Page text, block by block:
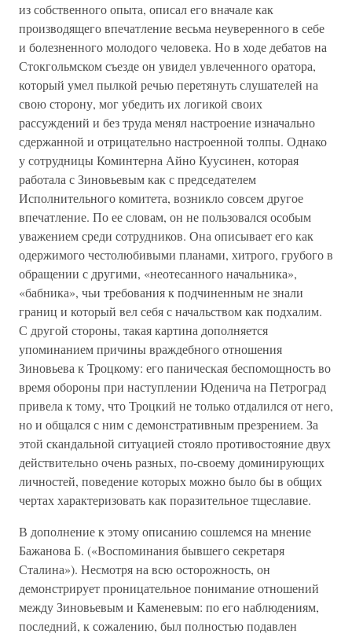
из собственного опыта, описал его вначале как
производящего впечатление весьма неуверенного в себе
и болезненного молодого человека. Но в ходе дебатов на
Стокгольмском съезде он увидел увлеченного оратора,
который умел пылкой речью перетянуть слушателей на
свою сторону, мог убедить их логикой своих
рассуждений и без труда менял настроение изначально
сдержанной и отрицательно настроенной толпы. Однако
у сотрудницы Коминтерна Айно Куусинен, которая
работала с Зиновьевым как с председателем
Исполнительного комитета, возникло совсем другое
впечатление. По ее словам, он не пользовался особым
уважением среди сотрудников. Она описывает его как
одержимого честолюбивыми планами, хитрого, грубого в
обращении с другими, «неотесанного начальника»,
«бабника», чьи требования к подчиненным не знали
границ и который вел себя с начальством как подхалим.
С другой стороны, такая картина дополняется
упоминанием причины враждебного отношения
Зиновьева к Троцкому: его паническая беспомощность во
время обороны при наступлении Юденича на Петроград
привела к тому, что Троцкий не только отдалился от него,
но и общался с ним с демонстративным презрением. За
этой скандальной ситуацией стояло противостояние двух
действительно очень разных, по-своему доминирующих
личностей, поведение которых можно было бы в общих
чертах характеризовать как поразительное тщеславие.
В дополнение к этому описанию сошлемся на мнение
Бажанова Б. («Воспоминания бывшего секретаря
Сталина»). Несмотря на всю осторожность, он
демонстрирует проницательное понимание отношений
между Зиновьевым и Каменевым: по его наблюдениям,
последний, к сожалению, был полностью подавлен